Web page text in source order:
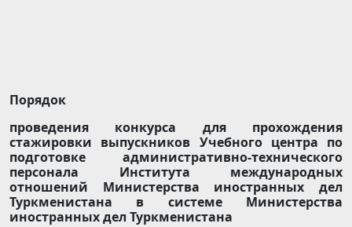
Порядок
проведения конкурса для прохождения
стажировки выпускников Учебного центра по
подготовке административно-технического
персонала Института международных
отношений Министерства иностранных дел
Туркменистана в системе Министерства
иностранных дел Туркменистана